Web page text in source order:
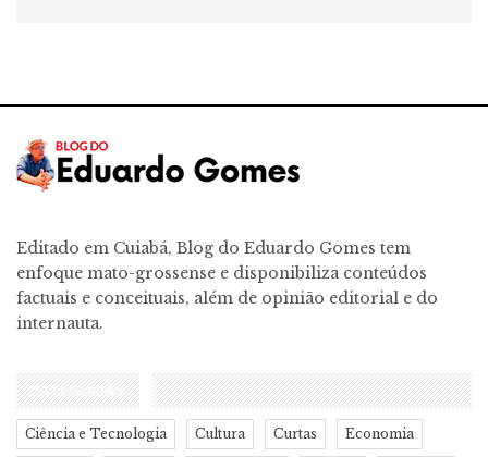
Editado em Cuiabá, Blog do Eduardo Gomes tem
enfoque mato-grossense e disponibiliza conteúdos
factuais e conceituais, além de opinião editorial e do
internauta.
CATEGORIAS
Ciência e Tecnologia Cultura Curtas Economia